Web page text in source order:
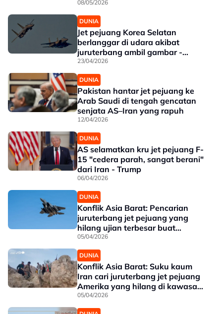
08/05/2026
DUNIA
Jet pejuang Korea Selatan
berlanggar di udara akibat
juruterbang ambil gambar -
Laporan
23/04/2026
DUNIA
Pakistan hantar jet pejuang ke
Arab Saudi di tengah gencatan
senjata AS–Iran yang rapuh
12/04/2026
DUNIA
AS selamatkan kru jet pejuang F-
15 "cedera parah, sangat berani"
dari Iran - Trump
06/04/2026
DUNIA
Konflik Asia Barat: Pencarian
juruterbang jet pejuang yang
hilang ujian terbesar buat
Amerika
05/04/2026
DUNIA
Konflik Asia Barat: Suku kaum
Iran cari juruterbang jet pejuang
Amerika yang hilang di kawasan
terpencil
05/04/2026